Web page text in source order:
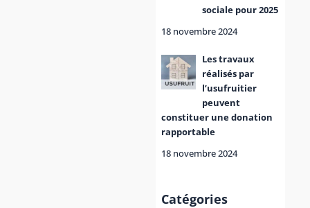
sociale pour 2025
18 novembre 2024
Les travaux
réalisés par
l’usufruitier
peuvent
constituer une donation
rapportable
18 novembre 2024
Catégories